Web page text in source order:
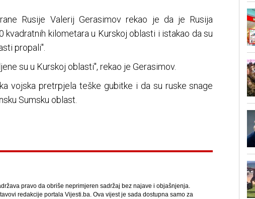
Rusije Valerij Gerasimov rekao je da je Rusija
kvadratnih kilometara u Kurskoj oblasti i istakao da su
propali".
su u Kurskoj oblasti", rekao je Gerasimov.
vojska pretrpjela teške gubitke i da su ruske snage
Sumsku oblast.
pravo da obriše neprimjeren sadržaj bez najave i objašnjenja.
redakcije portala Vijesti.ba. Ova vijest je sada dostupna samo za